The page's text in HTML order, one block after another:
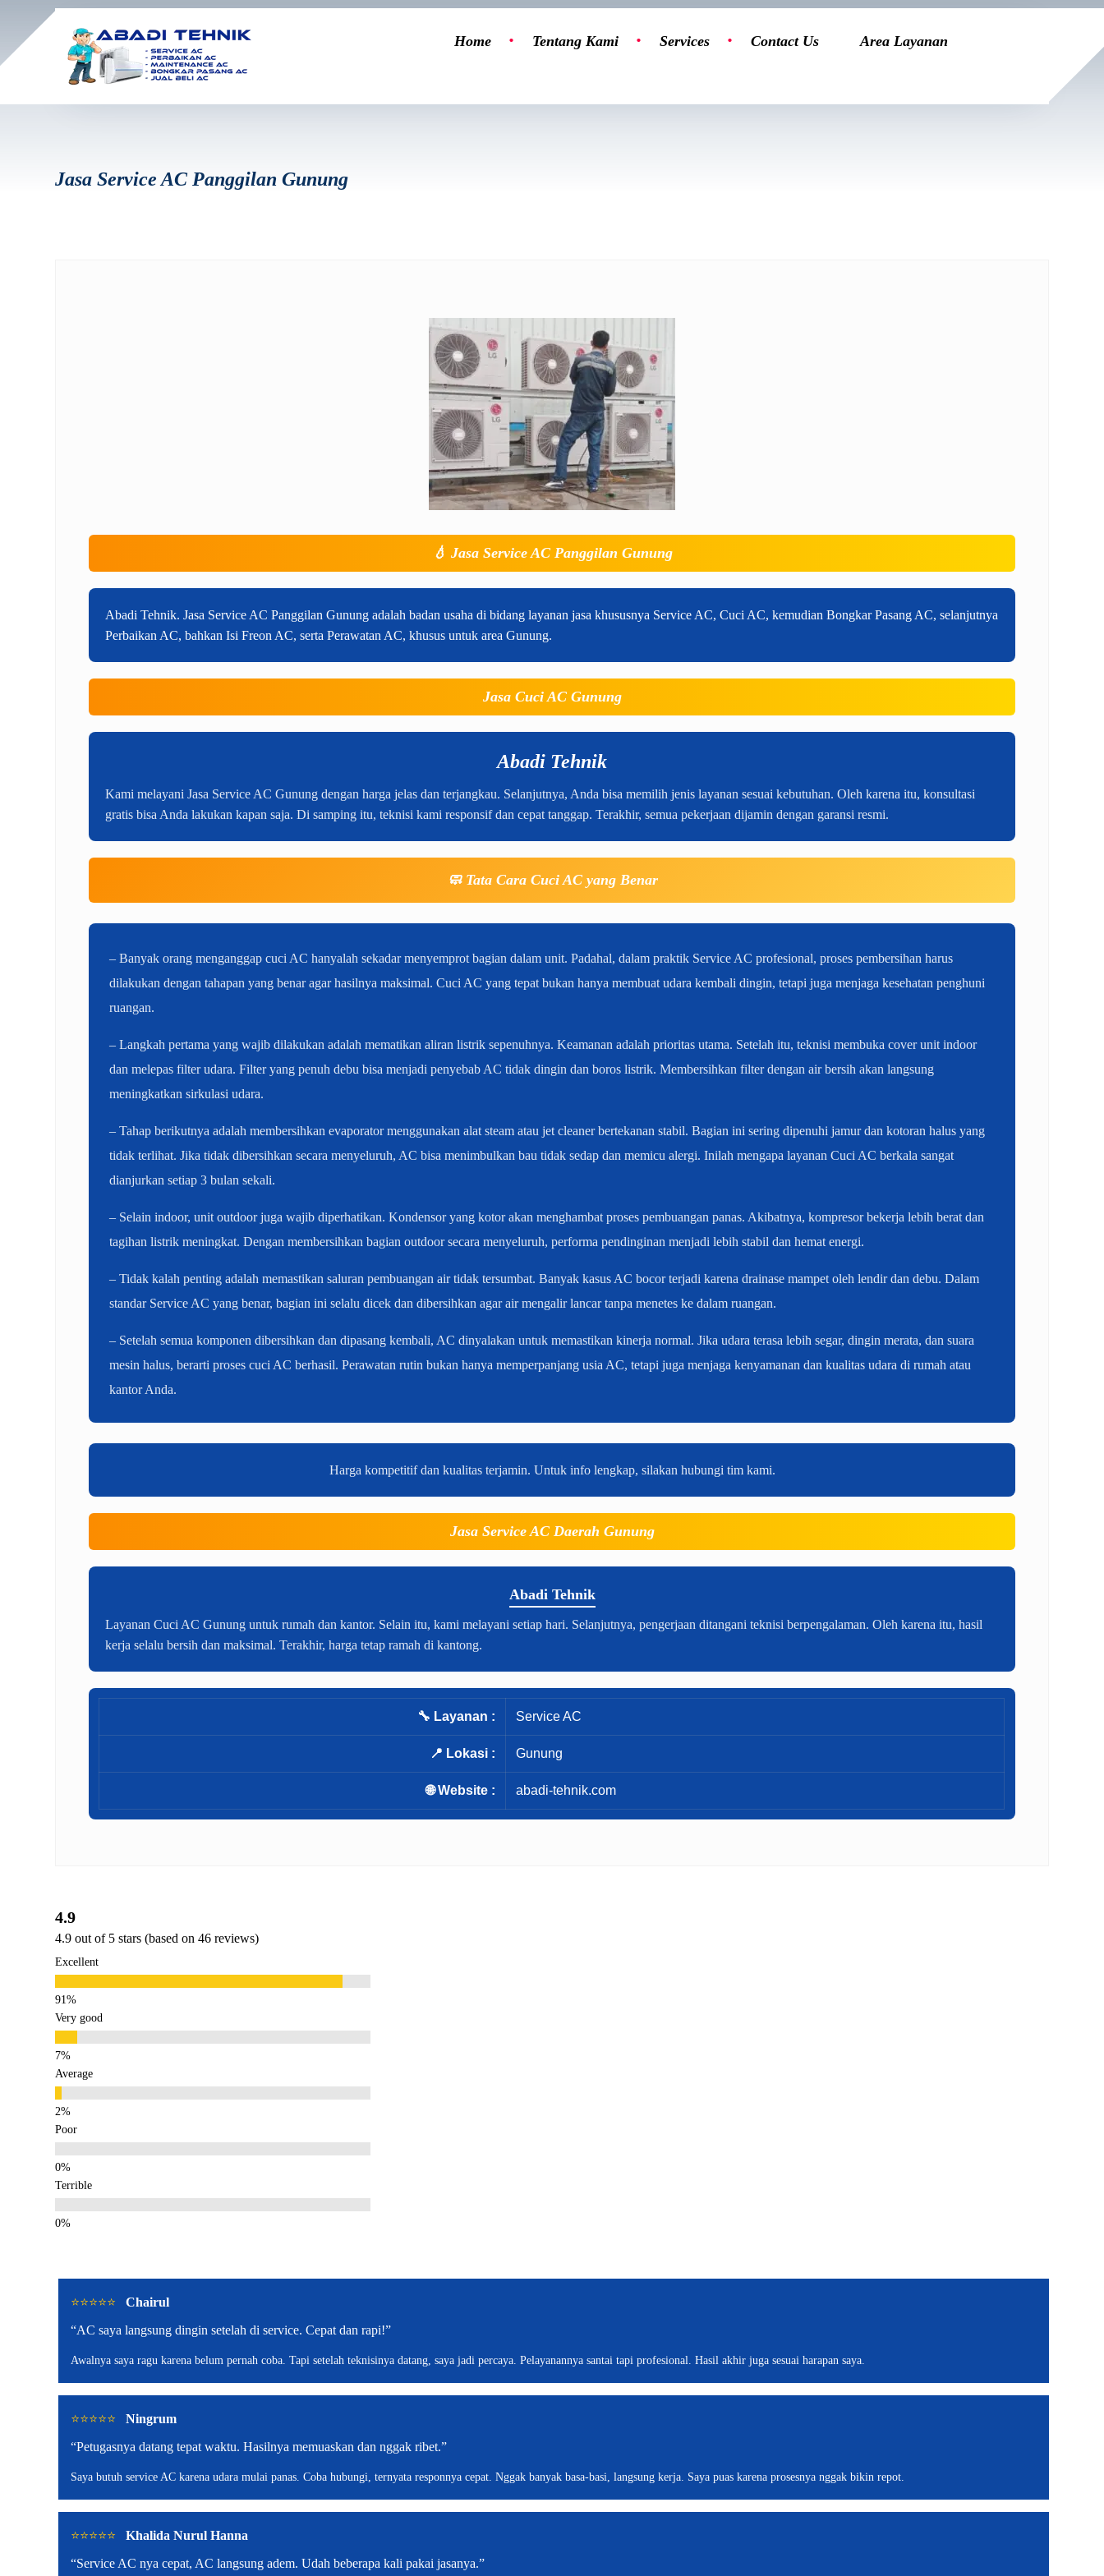
Home Tentang Kami Services Contact Us Area Layanan
Jasa Service AC Panggilan Gunung
💧 Jasa Service AC Panggilan Gunung
Abadi Tehnik. Jasa Service AC Panggilan Gunung adalah badan usaha di bidang layanan jasa khususnya Service AC, Cuci AC, kemudian Bongkar Pasang AC, selanjutnya
Perbaikan AC, bahkan Isi Freon AC, serta Perawatan AC, khusus untuk area Gunung.
Jasa Cuci AC Gunung
Abadi Tehnik
Kami melayani Jasa Service AC Gunung dengan harga jelas dan terjangkau. Selanjutnya, Anda bisa memilih jenis layanan sesuai kebutuhan. Oleh karena itu, konsultasi
gratis bisa Anda lakukan kapan saja. Di samping itu, teknisi kami responsif dan cepat tanggap. Terakhir, semua pekerjaan dijamin dengan garansi resmi.
🧼 Tata Cara Cuci AC yang Benar
– Banyak orang menganggap cuci AC hanyalah sekadar menyemprot bagian dalam unit. Padahal, dalam praktik Service AC profesional, proses pembersihan harus
dilakukan dengan tahapan yang benar agar hasilnya maksimal. Cuci AC yang tepat bukan hanya membuat udara kembali dingin, tetapi juga menjaga kesehatan penghuni
ruangan.
– Langkah pertama yang wajib dilakukan adalah mematikan aliran listrik sepenuhnya. Keamanan adalah prioritas utama. Setelah itu, teknisi membuka cover unit indoor
dan melepas filter udara. Filter yang penuh debu bisa menjadi penyebab AC tidak dingin dan boros listrik. Membersihkan filter dengan air bersih akan langsung
meningkatkan sirkulasi udara.
– Tahap berikutnya adalah membersihkan evaporator menggunakan alat steam atau jet cleaner bertekanan stabil. Bagian ini sering dipenuhi jamur dan kotoran halus yang
tidak terlihat. Jika tidak dibersihkan secara menyeluruh, AC bisa menimbulkan bau tidak sedap dan memicu alergi. Inilah mengapa layanan Cuci AC berkala sangat
dianjurkan setiap 3 bulan sekali.
– Selain indoor, unit outdoor juga wajib diperhatikan. Kondensor yang kotor akan menghambat proses pembuangan panas. Akibatnya, kompresor bekerja lebih berat dan
tagihan listrik meningkat. Dengan membersihkan bagian outdoor secara menyeluruh, performa pendinginan menjadi lebih stabil dan hemat energi.
– Tidak kalah penting adalah memastikan saluran pembuangan air tidak tersumbat. Banyak kasus AC bocor terjadi karena drainase mampet oleh lendir dan debu. Dalam
standar Service AC yang benar, bagian ini selalu dicek dan dibersihkan agar air mengalir lancar tanpa menetes ke dalam ruangan.
– Setelah semua komponen dibersihkan dan dipasang kembali, AC dinyalakan untuk memastikan kinerja normal. Jika udara terasa lebih segar, dingin merata, dan suara
mesin halus, berarti proses cuci AC berhasil. Perawatan rutin bukan hanya memperpanjang usia AC, tetapi juga menjaga kenyamanan dan kualitas udara di rumah atau
kantor Anda.
Harga kompetitif dan kualitas terjamin. Untuk info lengkap, silakan hubungi tim kami.
Jasa Service AC Daerah Gunung
Abadi Tehnik
Layanan Cuci AC Gunung untuk rumah dan kantor. Selain itu, kami melayani setiap hari. Selanjutnya, pengerjaan ditangani teknisi berpengalaman. Oleh karena itu, hasil
kerja selalu bersih dan maksimal. Terakhir, harga tetap ramah di kantong.
🔧 Layanan : Service AC
📍 Lokasi : Gunung
🌐 Website : abadi-tehnik.com
4.9
4.9 out of 5 stars (based on 46 reviews)
Excellent
Very good
Average
Poor
Terrible
⭐️⭐️⭐️⭐️⭐️
Chairul
“AC saya langsung dingin setelah di service. Cepat dan rapi!”
Awalnya saya ragu karena belum pernah coba. Tapi setelah teknisinya datang, saya jadi percaya. Pelayanannya santai tapi profesional. Hasil akhir juga sesuai harapan saya.
⭐️⭐️⭐️⭐️⭐️
Ningrum
“Petugasnya datang tepat waktu. Hasilnya memuaskan dan nggak ribet.”
Saya butuh service AC karena udara mulai panas. Coba hubungi, ternyata responnya cepat. Nggak banyak basa-basi, langsung kerja. Saya puas karena prosesnya nggak bikin repot.
⭐️⭐️⭐️⭐️⭐️
Khalida Nurul Hanna
“Service AC nya cepat, AC langsung adem. Udah beberapa kali pakai jasanya.”